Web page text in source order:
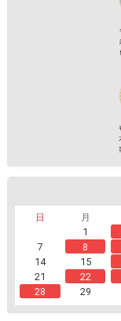
日
月
1
7
8
14
15
21
22
28
29